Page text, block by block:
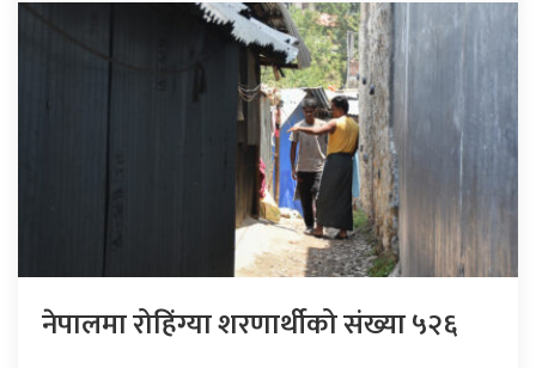
नेपालमा रोहिंग्या शरणार्थीको संख्या ५२६